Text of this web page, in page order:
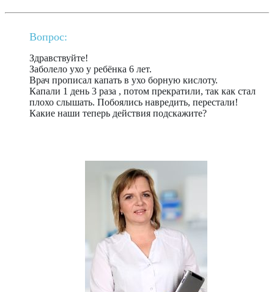
Вопрос:
Здравствуйте!
Заболело ухо у ребёнка 6 лет.
Врач прописал капать в ухо борную кислоту.
Капали 1 день 3 раза , потом прекратили, так как стал
плохо слышать. Побоялись навредить, перестали!
Какие наши теперь действия подскажите?